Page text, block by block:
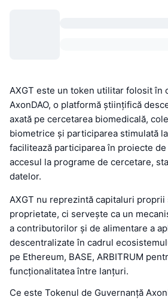
AXGT este un token utilitar folosit în
AxonDAO, o platformă științifică
axată pe cercetarea biomedicală,
biometrice și participarea stimulată
facilitează participarea în proiecte
accesul la programe de cercetare,
datelor.
AXGT nu reprezintă capitaluri
proprietate, ci servește ca un
a contributorilor și de alimentare a
descentralizate în cadrul
pe Ethereum, BASE, ARBITRUM
funcționalitatea între lanțuri.
Ce este Tokenul de Guvernanță